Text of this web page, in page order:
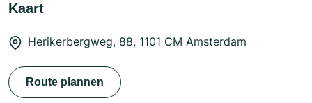
Kaart
Herikerbergweg, 88, 1101 CM Amsterdam
Route plannen